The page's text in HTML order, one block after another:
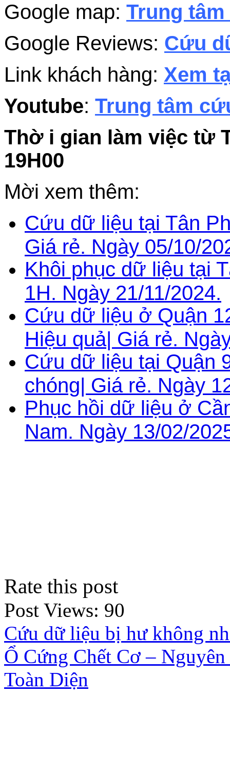
Google map: Trung
Google Reviews: Cứu
Link khách hàng: Xem
Youtube: Trung tâm
Thờ i gian làm việc từ
19H00
Mời xem thêm:
Cứu dữ liệu tại Tân
Giá rẻ. Ngày 05/10/
Khôi phục dữ liệu tại
1H. Ngày 21/11/2024.
Cứu dữ liệu ở Quận
Hiệu quả| Giá rẻ.
Cứu dữ liệu tại Quận
chóng| Giá rẻ. Ngày
Phục hồi dữ liệu ở
Nam. Ngày 13/02/
Rate this post
Post Views: 90
Cứu dữ liệu bị hư không
Ổ Cứng Chết Cơ –
Toàn Diện